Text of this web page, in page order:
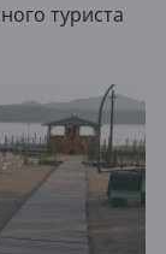
туриста